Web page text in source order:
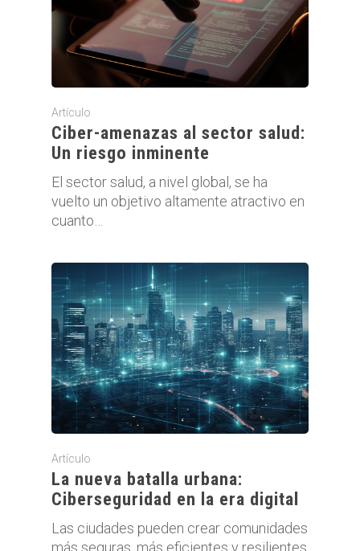
Artículo
Ciber-amenazas al sector salud:
Un riesgo inminente
El sector salud, a nivel global, se ha
vuelto un objetivo altamente atractivo en
cuanto…
Artículo
La nueva batalla urbana:
Ciberseguridad en la era digital
Las ciudades pueden crear comunidades
más seguras, más eficientes y resilientes